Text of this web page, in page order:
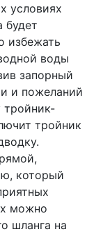
условиях
будет
избежать
воды
запорный
и пожеланий
тройник-
тройник
который
можно
шланга на